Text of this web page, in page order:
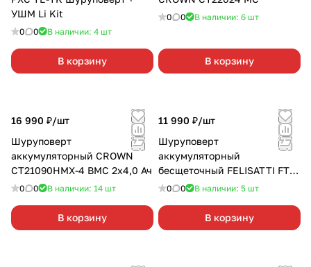
УШМ Li Kit
0 0 В наличии: 4 шт
В корзину
0 0 В наличии: 6 шт
В корзину
16 990 ₽/шт
Шуруповерт
аккумуляторный CROWN
CT21090HMX-4 BMC 2х4,0 Ач
0 0 В наличии: 14 шт
В корзину
11 990 ₽/шт
Шуруповерт
аккумуляторный
бесщеточный FELISATTI FT
12В (4 насадки) 19026 2х2,0
0 0 В наличии: 5 шт
В корзину